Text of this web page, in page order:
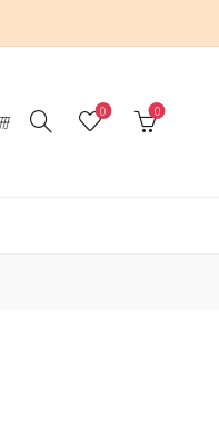
0 0